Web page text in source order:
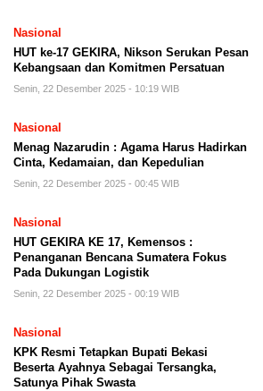
Nasional
HUT ke-17 GEKIRA, Nikson Serukan Pesan
Kebangsaan dan Komitmen Persatuan
Senin, 22 Desember 2025 - 10:19 WIB
Nasional
Menag Nazarudin : Agama Harus Hadirkan
Cinta, Kedamaian, dan Kepedulian
Senin, 22 Desember 2025 - 00:45 WIB
Nasional
HUT GEKIRA KE 17, Kemensos :
Penanganan Bencana Sumatera Fokus
Pada Dukungan Logistik
Senin, 22 Desember 2025 - 00:19 WIB
Nasional
KPK Resmi Tetapkan Bupati Bekasi
Beserta Ayahnya Sebagai Tersangka,
Satunya Pihak Swasta